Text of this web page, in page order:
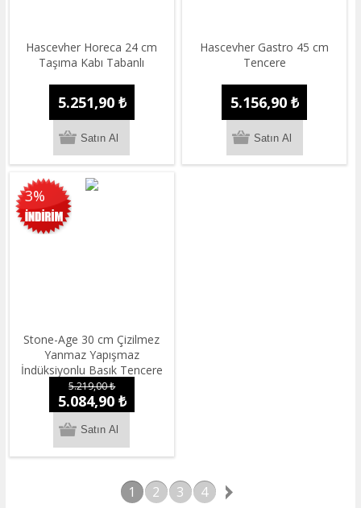
Hascevher Horeca 24 cm
Taşıma Kabı Tabanlı
5.251,90 ₺
Hascevher Gastro 45 cm
Tencere
5.156,90 ₺
3%
Stone-Age 30 cm Çizilmez
Yanmaz Yapışmaz
İndüksiyonlu Basık Tencere
5.219,00 ₺
5.084,90 ₺
1 2 3 4